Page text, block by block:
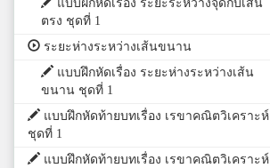
แบบฝึกหัดเรื่อง ระยะระหว่างจุดกับเส้น
ตรง ชุดที่ 1
ระยะห่างระหว่างเส้นขนาน
แบบฝึกหัดเรื่อง ระยะห่างระหว่างเส้น
ขนาน ชุดที่ 1
แบบฝึกหัดท้ายบทเรื่อง เรขาคณิตวิเคราะห์
ชุดที่ 1
แบบฝึกหัดท้ายบทเรื่อง เรขาคณิตวิเคราะห์